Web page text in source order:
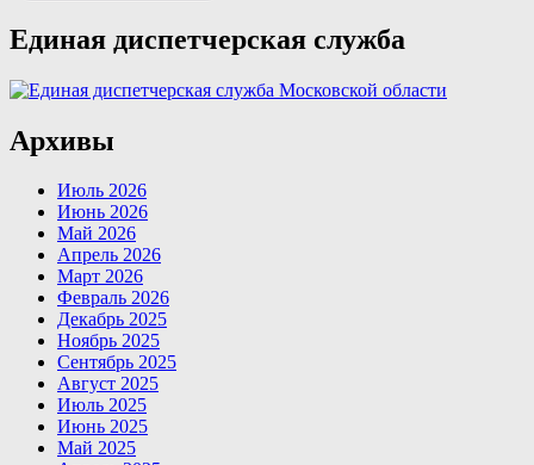
Единая диспетчерская служба
Архивы
Июль 2026
Июнь 2026
Май 2026
Апрель 2026
Март 2026
Февраль 2026
Декабрь 2025
Ноябрь 2025
Сентябрь 2025
Август 2025
Июль 2025
Июнь 2025
Май 2025